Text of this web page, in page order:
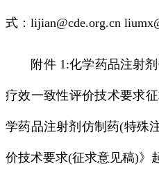
式：lijian@cde.org.cn
附件 1:化学药品注射剂
疗效一致性评价技术要求
学药品注射剂仿制药(特殊
价技术要求(征求意见稿)》